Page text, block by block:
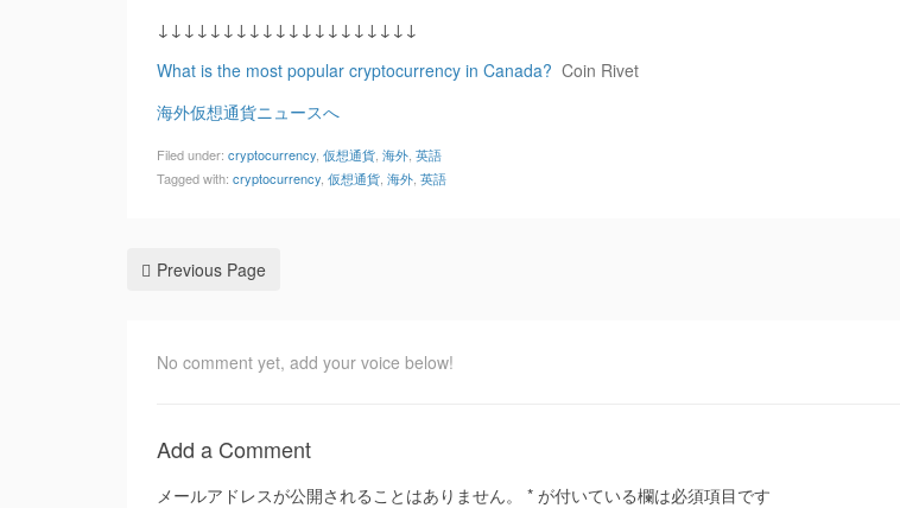
↓↓↓↓↓↓↓↓↓↓↓↓↓↓↓↓↓↓↓↓
What is the most popular cryptocurrency in Canada? Coin Rivet
海外仮想通貨ニュースへ
Filed under: cryptocurrency 仮想通貨 海外 英語
Tagged with: cryptocurrency 仮想通貨 海外 英語
Previous Page
No comment yet, add your voice below!
Add a Comment
メールアドレスが公開されることはありません。 * が付いている欄は必須項目です